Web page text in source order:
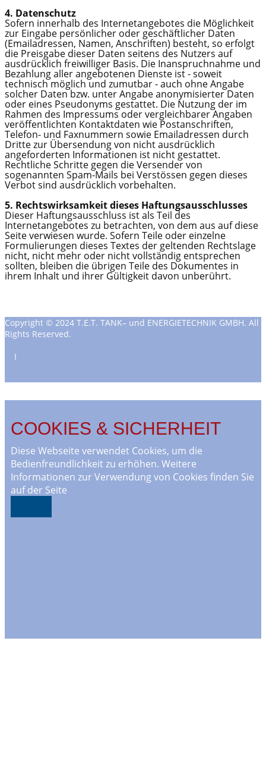
4. Datenschutz
Sofern innerhalb des Internetangebotes die Möglichkeit
zur Eingabe persönlicher oder geschäftlicher Daten
(Emailadressen, Namen, Anschriften) besteht, so erfolgt
die Preisgabe dieser Daten seitens des Nutzers auf
ausdrücklich freiwilliger Basis. Die Inanspruchnahme und
Bezahlung aller angebotenen Dienste ist - soweit
technisch möglich und zumutbar - auch ohne Angabe
solcher Daten bzw. unter Angabe anonymisierter Daten
oder eines Pseudonyms gestattet. Die Nutzung der im
Rahmen des Impressums oder vergleichbarer Angaben
veröffentlichten Kontaktdaten wie Postanschriften,
Telefon- und Faxnummern sowie Emailadressen durch
Dritte zur Übersendung von nicht ausdrücklich
angeforderten Informationen ist nicht gestattet.
Rechtliche Schritte gegen die Versender von
sogenannten Spam-Mails bei Verstössen gegen dieses
Verbot sind ausdrücklich vorbehalten.
5. Rechtswirksamkeit dieses Haftungsausschlusses
Dieser Haftungsausschluss ist als Teil des
Internetangebotes zu betrachten, von dem aus auf diese
Seite verwiesen wurde. Sofern Teile oder einzelne
Formulierungen dieses Textes der geltenden Rechtslage
nicht, nicht mehr oder nicht vollständig entsprechen
sollten, bleiben die übrigen Teile des Dokumentes in
ihrem Inhalt und ihrer Gültigkeit davon unberührt.
Copyright © 2024 T.E.T. TANK– und ENERGIETECHNIK GMBH. All
Rights Reserved.
Ι
COOKIES & SICHERHEIT
Diese Webseite verwendet Cookies, um die
Bedienfreundlichkeit zu erhöhen. Weitere
Informationen zur Verwendung von Cookies finden Sie
auf der Seite